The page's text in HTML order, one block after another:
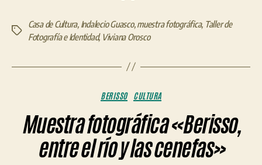
Etiquetas
Casa de Cultura, Indalecio Guasco,muestra fotográfica, Taller de
Fotografía e Identidad, Viviana Orosco
Categorías
BERISSO CULTURA
Muestra fotográfica «Berisso,
entre el río y las cenefas»